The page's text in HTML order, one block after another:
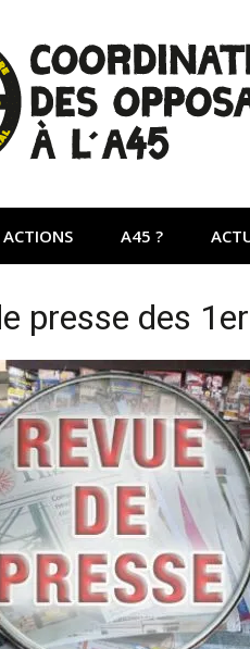
|
A45 ?
presse des